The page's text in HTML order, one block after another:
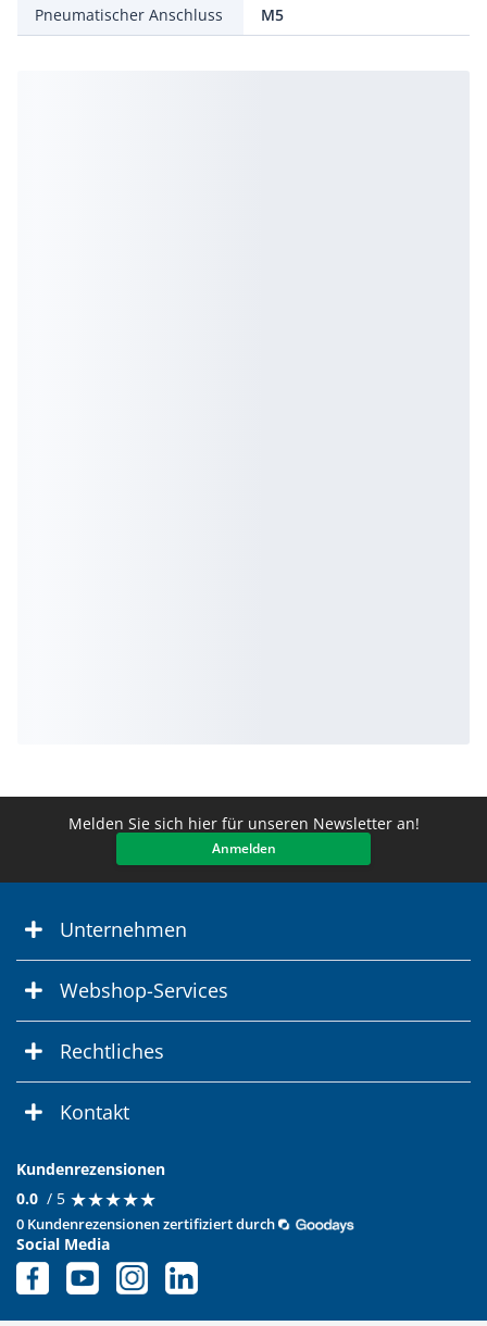
Pneumatischer Anschluss
M5
Melden Sie sich hier für unseren Newsletter an!
Anmelden
Unternehmen
Webshop-Services
Rechtliches
Kontakt
Kundenrezensionen
0.0 / 5 ★★★★★
★★★★★
0 Kundenrezensionen zertifiziert durch
Social Media